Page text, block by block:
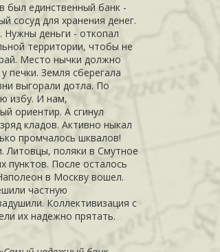
был единственный банк -
сосуд для хранения денег.
Нужны деньги - откопал
территории, чтобы не
Место нычки должно
печки. Земля сберегала
выгорали дотла. По
избу. И нам,
ориентир. А сгинул
кладов. Активно ныкал
промчалось шквалов!
Литовцы, поляки в Смутное
пунктов. После осталось
в Москву вошел.
частную
Коллективизация с
их надежно прятать.